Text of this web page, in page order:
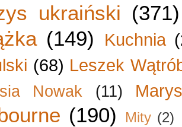
ukraiński (371)
(149) Kuchnia
(68) Leszek
Nowak (11)
(190) Mity (2)